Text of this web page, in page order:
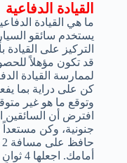
القيادة الدفاعية
ما هي القيادة
يستخدم سائقو
التركيز على القيادة
قد تكون مؤهلاً
لممارسة القيادة
كن على دراية بما
وتوقع ما هو غير
افترض أن
جنونية، وكن مستعداً
أمامك. اجعلها 4 ثوانٍ إذا كان الطقس سيئاً.